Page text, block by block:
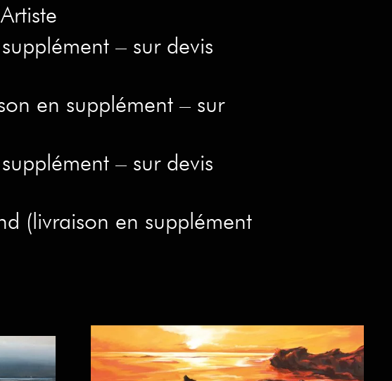
– sur devis
en supplément – sur
– sur devis
(livraison en supplément